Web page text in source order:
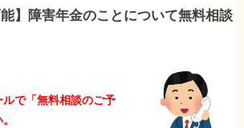
能】障害年金のことについて無料相談
ルで「無料相談のご予